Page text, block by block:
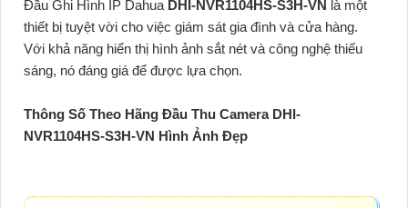
Đầu Ghi Hình IP Dahua DHI-NVR1104HS-S3H-VN là một
thiết bị tuyệt vời cho việc giám sát gia đình và cửa hàng.
Với khả năng hiển thị hình ảnh sắt nét và công nghệ thiếu
sáng, nó đáng giá để được lựa chọn.
Thông Số Theo Hãng Đầu Thu Camera DHI-
NVR1104HS-S3H-VN Hình Ảnh Đẹp